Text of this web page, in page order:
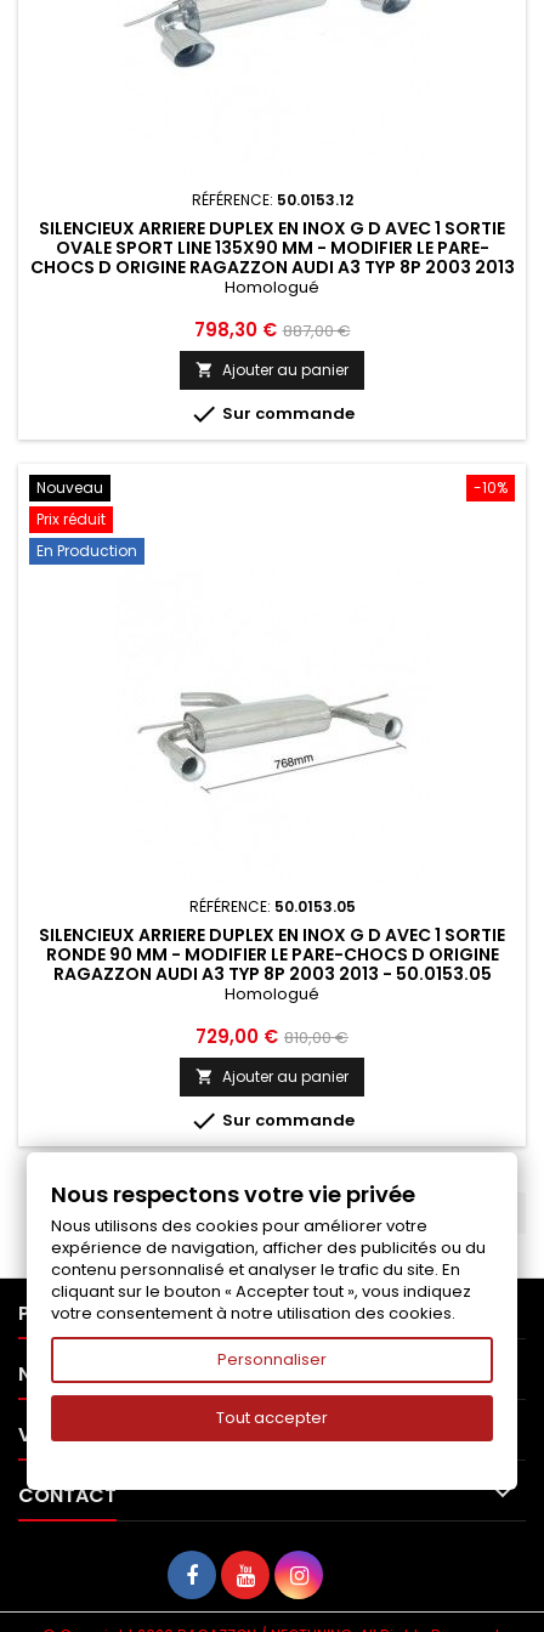
RÉFÉRENCE: 50.0153.12
SILENCIEUX ARRIERE DUPLEX EN INOX G D AVEC 1 SORTIE
OVALE SPORT LINE 135X90 MM - MODIFIER LE PARE-
CHOCS D ORIGINE RAGAZZON AUDI A3 TYP 8P 2003 2013
-...
Homologué
Prix
798,30 € Prix
de
base
887,00 €
 Ajouter au panier
 Sur commande
-10%
Nouveau
Prix réduit
En Production
RÉFÉRENCE: 50.0153.05
SILENCIEUX ARRIERE DUPLEX EN INOX G D AVEC 1 SORTIE
RONDE 90 MM - MODIFIER LE PARE-CHOCS D ORIGINE
RAGAZZON AUDI A3 TYP 8P 2003 2013 - 50.0153.05
Homologué
Prix
729,00 € Prix
de
base
810,00 €
 Ajouter au panier
 Sur commande
PRODUITS
NOTRE SOCIÉTÉ
VOTRE COMPTE 
CONTACT 
Nous respectons votre vie privée
Nous utilisons des cookies pour améliorer votre
expérience de navigation, afficher des publicités ou du
contenu personnalisé et analyser le trafic du site. En
cliquant sur le bouton « Accepter tout », vous indiquez
votre consentement à notre utilisation des cookies.
Personnaliser
Tout accepter